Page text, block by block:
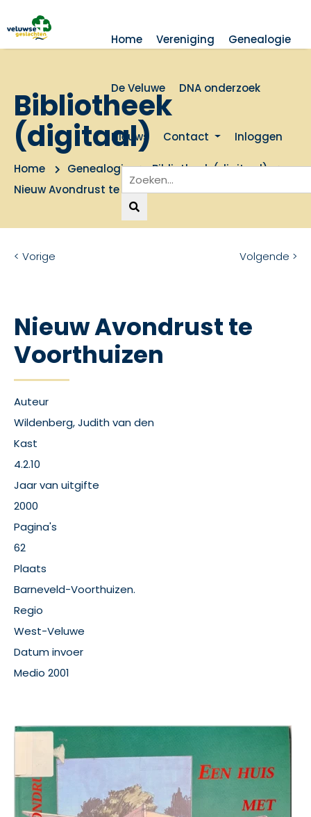
Home Vereniging Genealogie
De Veluwe DNA onderzoek
Nieuws Contact Inloggen
Bibliotheek
(digitaal)
Home Genealogie
Bibliotheek (digitaal)
Nieuw Avondrust te Voorthuizen
< Vorige Volgende >
Nieuw Avondrust te
Voorthuizen
Auteur
Wildenberg, Judith van den
Kast
4.2.10
Jaar van uitgifte
2000
Pagina's
62
Plaats
Barneveld-Voorthuizen.
Regio
West-Veluwe
Datum invoer
Medio 2001